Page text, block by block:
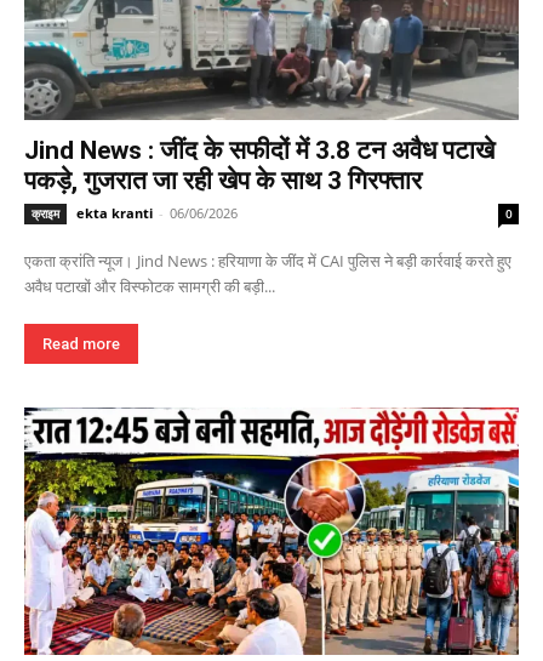
Jind News : जींद के सफीदों में 3.8 टन अवैध पटाखे
पकड़े, गुजरात जा रही खेप के साथ 3 गिरफ्तार
क्राइम ekta kranti - 06/06/2026 0
एकता क्रांति न्यूज। Jind News : हरियाणा के जींद में CAI पुलिस ने बड़ी कार्रवाई करते हुए
अवैध पटाखों और विस्फोटक सामग्री की बड़ी...
Read more